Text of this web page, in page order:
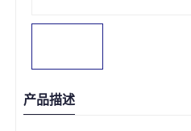
产品描述